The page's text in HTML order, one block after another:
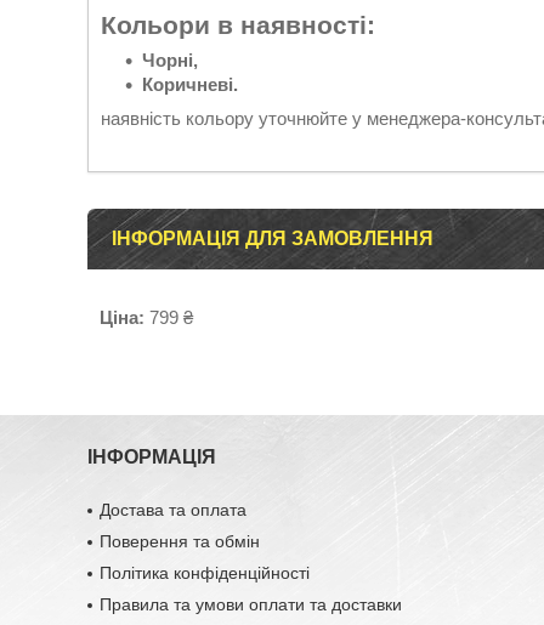
Кольори в наявності:
Чорні,
Коричневі.
наявність кольору уточнюйте у менеджера-
ІНФОРМАЦІЯ ДЛЯ ЗАМОВЛЕННЯ
Ціна: 799 ₴
ІНФОРМАЦІЯ
Достава та оплата
Поверення та обмін
Політика конфіденційності
Правила та умови оплати та доставки